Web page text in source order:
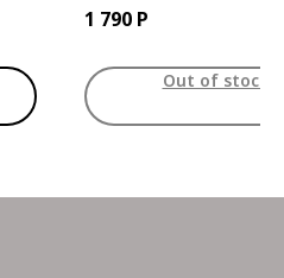
Medicube Kojic Acid
Serum, 30ml
1 790 Р
Out of stock